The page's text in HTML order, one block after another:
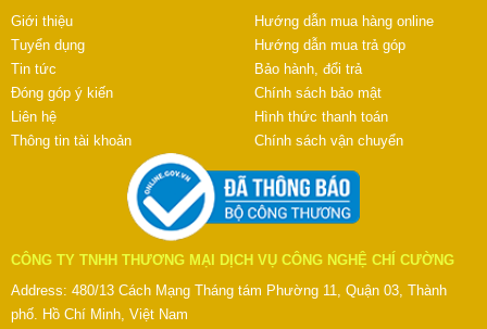
Giới thiệu
Tuyển dụng
Tin tức
Đóng góp ý kiến
Liên hệ
Thông tin tài khoản
Hướng dẫn mua hàng online
Hướng dẫn mua trả góp
Bảo hành, đổi trả
Chính sách bảo mật
Hình thức thanh toán
Chính sách vận chuyển
CÔNG TY TNHH THƯƠNG MẠI DỊCH VỤ CÔNG NGHỆ CHÍ CƯỜNG
Address: 480/13 Cách Mạng Tháng tám Phường 11, Quận 03, Thành
phố. Hồ Chí Minh, Việt Nam